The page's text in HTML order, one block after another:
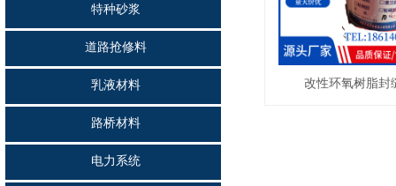
特种砂浆
道路抢修料
乳液材料
路桥材料
电力系统
改性环氧树脂封